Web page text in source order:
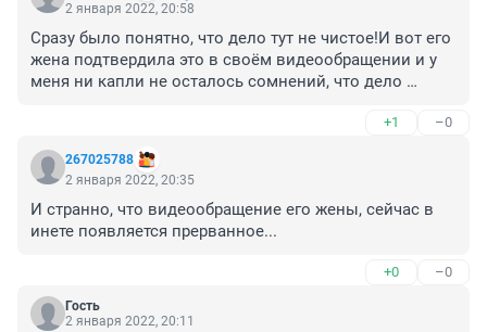
2 января 2022, 20:58
Сразу было понятно, что дело тут не чистое!И вот его
жена подтвердила это в своём видеообращении и у
меня ни капли не осталось сомнений, что дело
2.Отказаля от полиграфа
3. Пытали током и избивали(их методами там любой
возьмёт, что угодно на себя)...За пытки надо сажать
лет на 10-15!!!
4.Откуда такая большая морозилка в этой мизерной
5.Показания знакомых и коллег, что это полная
ерунда и н когда не поверят, что он мог такое
совершить.
+1 –0
267025788
2 января 2022, 20:35
И странно, что видеообращение его жены, сейчас в
инете появляется прерванное...
+0 –0
Гость
2 января 2022, 20:11